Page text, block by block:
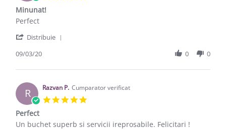
Minunat!
Review by Rodica M. on 9 Mar 2020
review stating Minunat!
Perfect
Distribuie
09/03/20 0 0
R Razvan P. Cumparator verificat
Perfect
Review by Razvan P. on 7 Mar 2019
review stating Perfect
Un buchet superb si servicii ireprosabile. Felicitari !